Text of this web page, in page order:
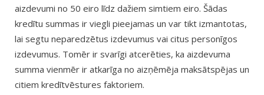
aizdevumi no 50 eiro līdz dažiem simtiem eiro. Šādas
kredītu summas ir viegli pieejamas un var tikt izmantotas,
lai segtu neparedzētus izdevumus vai citus personīgos
izdevumus. Tomēr ir svarīgi atcerēties, ka aizdevuma
summa vienmēr ir atkarīga no aizņēmēja maksātspējas un
citiem kredītvēstures faktoriem.